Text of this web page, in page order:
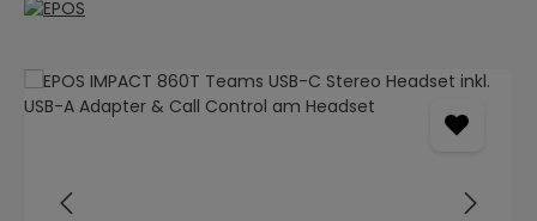
Bildergalerie überspringen